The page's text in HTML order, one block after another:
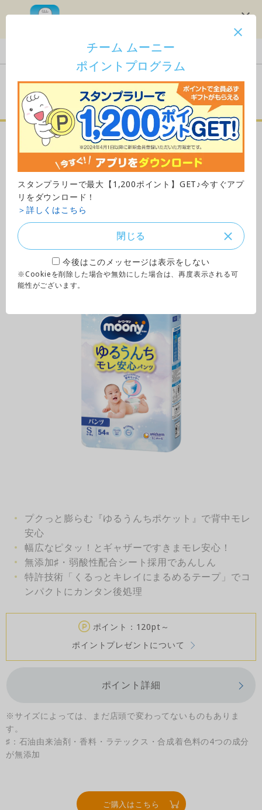
ご購入はこちら
チーム ムーニー
ポイントプログラム
スタンプラリーで最大【1,200ポイント】GET♪今すぐアプ
リをダウンロード！
＞詳しくはこちら
閉じる
今後はこのメッセージは表示をしない
※Cookieを削除した場合や無効にした場合は、再度表示される可
能性がございます。
ムーニーマンゆるうんちモ
レ安心パンツ（パンツタイ
Sサイズ
プクっと膨らむ『ゆるうんちポケット』で背中モレ
安心
幅広なピタッ！とギャザーですきまモレ安心！
無添加♯・弱酸性配合シート採用であんしん
特許技術「くるっとキレイにまるめるテープ」でコ
ンパクトにカンタン後処理
ポイント：120pt～
ポイントプレゼントについて
ポイント詳細
※サイズによっては、まだ店頭で変わってないものもありま
す。
♯：石油由来油剤・香料・ラテックス・合成着色料の4つの成分
が無添加
ご購入はこちら